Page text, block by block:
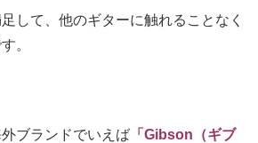
して、他のギターに触れることなく
。
ブランドでいえば 「Gibson（ギブ